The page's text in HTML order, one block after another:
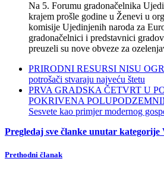
Na 5. Forumu gradonačelnika
krajem prošle godine u Ženevi u
komisije Ujedinjenih naroda za
gradonačelnici i predstavnici
preuzeli su nove obveze za
PRIRODNI RESURSI NISU
potrošači stvaraju najveću štetu
PRVA GRADSKA ČETVRT U
POKRIVENA
Sesvete kao primjer modernog
Pregledaj sve članke unutar
Prethodni članak